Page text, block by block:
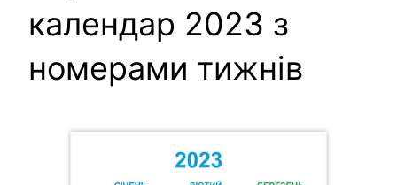
календар 2023 з
номерами тижнів